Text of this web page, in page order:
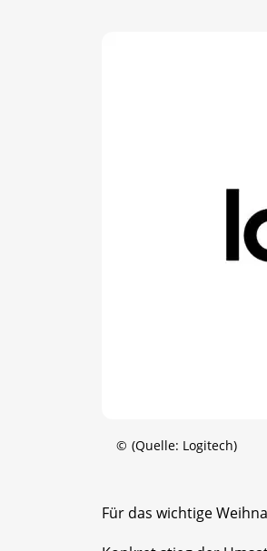
© (Quelle: Logitech)
Für das wichtige